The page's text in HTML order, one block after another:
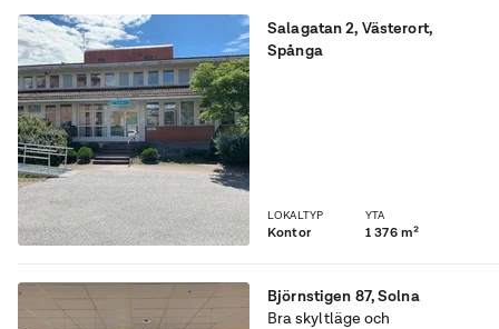
Salagatan 2, Västerort,
Spånga
LOKALTYP
Kontor
YTA
1 376 m²
Björnstigen 87,Solna
Bra skyltläge och